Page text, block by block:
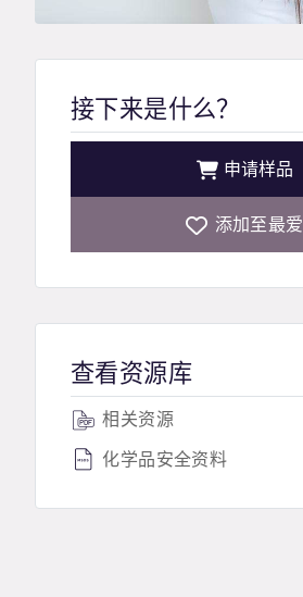
接下来是什么？
申请样品
添加至最爱
查看资源库
相关资源
化学品安全资料